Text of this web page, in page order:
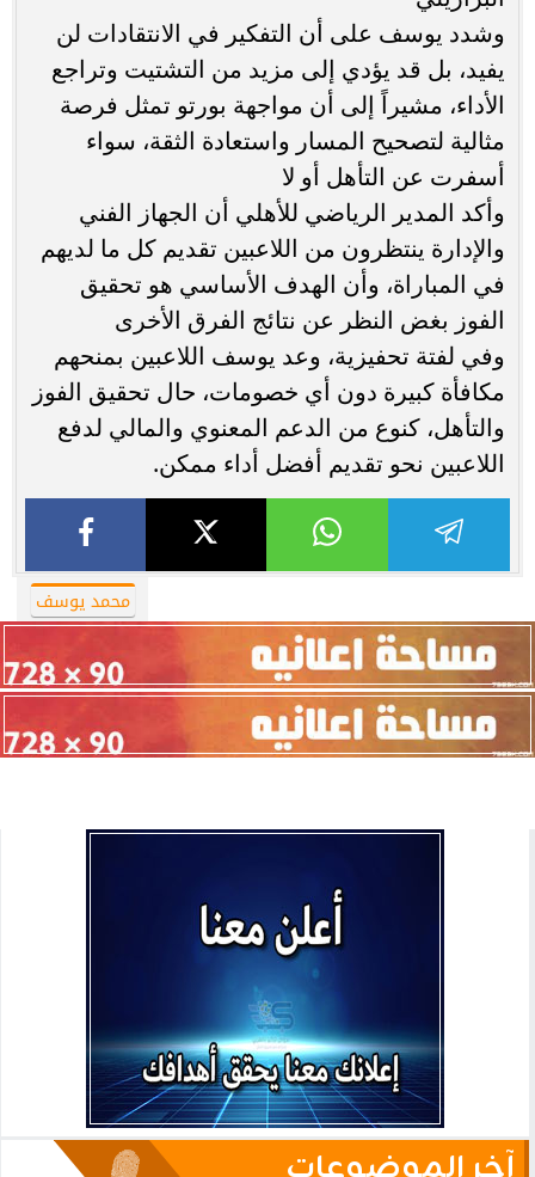
وشدد يوسف على أن التفكير في الانتقادات لن
يفيد، بل قد يؤدي إلى مزيد من التشتيت وتراجع
الأداء، مشيراً إلى أن مواجهة بورتو تمثل فرصة
مثالية لتصحيح المسار واستعادة الثقة، سواء
أسفرت عن التأهل أو لا
وأكد المدير الرياضي للأهلي أن الجهاز الفني
والإدارة ينتظرون من اللاعبين تقديم كل ما لديهم
في المباراة، وأن الهدف الأساسي هو تحقيق
الفوز بغض النظر عن نتائج الفرق الأخرى
وفي لفتة تحفيزية، وعد يوسف اللاعبين بمنحهم
مكافأة كبيرة دون أي خصومات، حال تحقيق الفوز
والتأهل، كنوع من الدعم المعنوي والمالي لدفع
اللاعبين نحو تقديم أفضل أداء ممكن.
محمد يوسف